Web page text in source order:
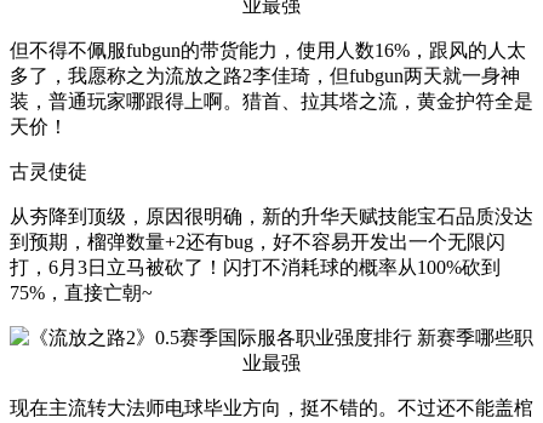
但不得不佩服fubgun的带货能力，使用人数16%，跟风的人太
多了，我愿称之为流放之路2李佳琦，但fubgun两天就一身神
装，普通玩家哪跟得上啊。猎首、拉其塔之流，黄金护符全是
天价！
古灵使徒
从夯降到顶级，原因很明确，新的升华天赋技能宝石品质没达
到预期，榴弹数量+2还有bug，好不容易开发出一个无限闪
打，6月3日立马被砍了！闪打不消耗球的概率从100%砍到
75%，直接亡朝~
现在主流转大法师电球毕业方向，挺不错的。不过还不能盖棺